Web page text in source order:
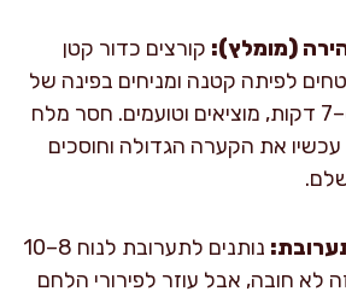
(מומלץ): קורצים כדור קטן
משטחים לפיתה קטנה ומניחים בפינה של
התבנית. אופים 6–7 דקות, מוציאים וטועמים. חסר מלח
עכשיו את הקערה הגדולה וחוסכים
נותנים לתערובת לנוח 8–10
לא חובה, אבל עוזר לפירורי הלחם